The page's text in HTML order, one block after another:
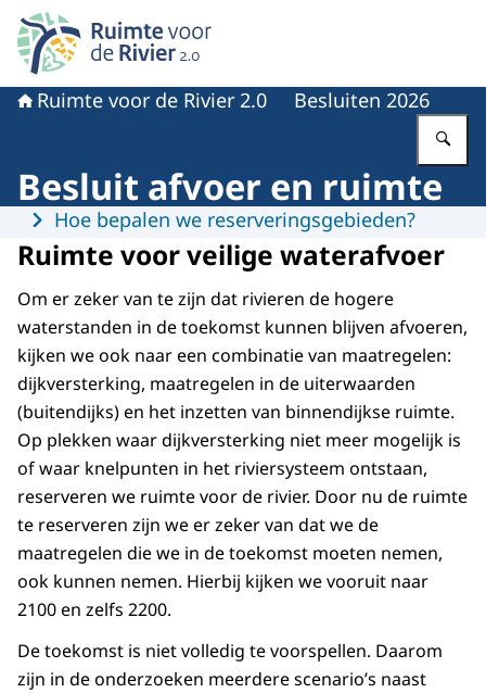
Naar de homepage van Ruimte voor de rivier 2.0
Ruimte voor de Rivier 2.0 Besluiten 2026
Besluit afvoer en ruimte
MenuHoe bepalen we reserveringsgebieden?
Ruimte voor veilige waterafvoer
Om er zeker van te zijn dat rivieren de hogere
waterstanden in de toekomst kunnen blijven afvoeren,
kijken we ook naar een combinatie van maatregelen:
dijkversterking, maatregelen in de uiterwaarden
(buitendijks) en het inzetten van binnendijkse ruimte.
Op plekken waar dijkversterking niet meer mogelijk is
of waar knelpunten in het riviersysteem ontstaan,
reserveren we ruimte voor de rivier. Door nu de ruimte
te reserveren zijn we er zeker van dat we de
maatregelen die we in de toekomst moeten nemen,
ook kunnen nemen. Hierbij kijken we vooruit naar
2100 en zelfs 2200.
De toekomst is niet volledig te voorspellen. Daarom
zijn in de onderzoeken meerdere scenario’s naast